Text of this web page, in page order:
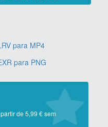
para MP4
para PNG
de 5,99 € sem